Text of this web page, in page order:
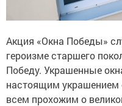
Акция «Окна Победы»
героизме старшего
Победу. Украшенные
настоящим украшением
всем прохожим о